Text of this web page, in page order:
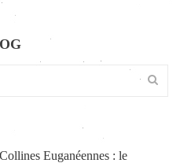
Euganéennes : le